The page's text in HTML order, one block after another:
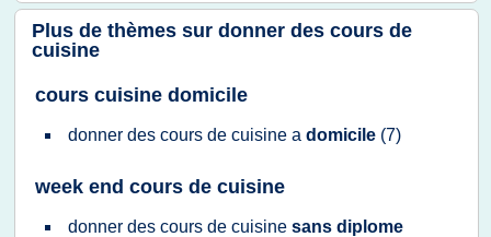
Plus de thèmes sur donner des cours de
cuisine
cours cuisine domicile
donner des cours de cuisine a domicile (7)
week end cours de cuisine
donner des cours de cuisine sans diplome